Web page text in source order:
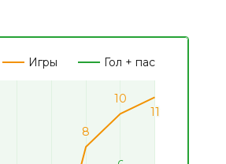
Игры Гол + пас
8
8
10
10
11
11